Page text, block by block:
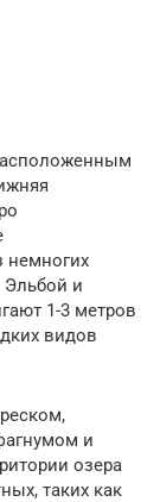
немногих
Эльбой и
1-3 метров
видов
и
озера
таких как